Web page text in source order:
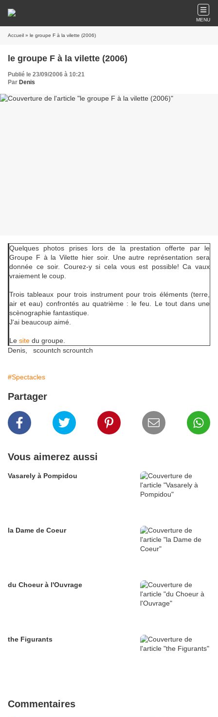
MENU
Accueil » le groupe F à la vilette (2006)
le groupe F à la vilette (2006)
Publié le 23/09/2006 à 10:21
Par Denis
Quelques photos prises lors de la prestation offerte par le
Groupe F à la Vilette hier soir. Une autre représentation sera
donnée ce soir. Courez-y si cela vous est possible! Ca vaux
vraiement le coup.
Trois tableaux pour trois instrument pour trois éléments (terre,
air et eau) confrontés au quatrième : le feu. Le tout dans une
scènographie fantastique.
J'ai beaucoup aimé.
Le site du groupe.
Denis, scountch scrountch
#Spectacles
Partager
Vous aimerez aussi
Vasarely à Pompidou
la Dame de Coeur
du Choeur à l'Ouvrage
the Figurants
Commentaires